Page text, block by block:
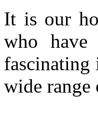
It is our
who
fascinating
wide range